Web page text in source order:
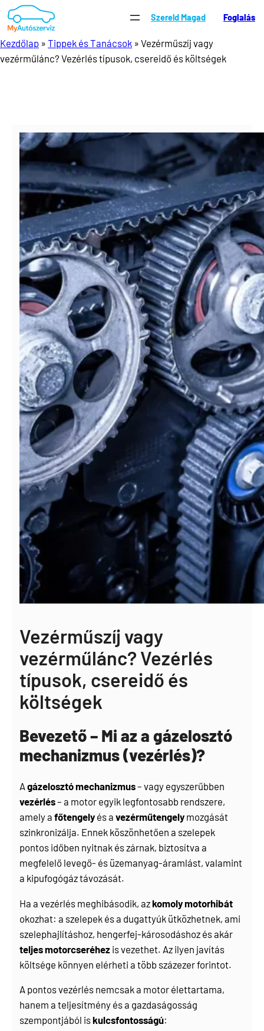
Ugrás
tartalomhoz
Szereld Magad Foglalás
Kezdőlap » Tippek és Tanácsok » Vezérműszíj vagy
vezérműlánc? Vezérlés típusok, csereidő és költségek
Vezérműszíj vagy
vezérműlánc? Vezérlés
típusok, csereidő és
költségek
Bevezető – Mi az a gázelosztó
mechanizmus (vezérlés)?
Agázelosztó mechanizmus– vagy egyszerűbben
vezérlés– a motor egyik legfontosabb rendszere,
amely afőtengely és avezérműtengely mozgását
szinkronizálja. Ennek köszönhetően a szelepek
pontos időben nyitnak és zárnak, biztosítva a
megfelelő levegő- és üzemanyag-áramlást, valamint
a kipufogógáz távozását.
Ha a vezérlés meghibásodik, azkomoly motorhibát
okozhat: a szelepek és a dugattyúk ütközhetnek, ami
szelephajlításhoz, hengerfej-károsodáshoz és akár
teljes motorcseréhez is vezethet. Az ilyen javítás
költsége könnyen elérheti a több százezer forintot.
A pontos vezérlés nemcsak a motor élettartama,
hanem a teljesítmény és a gazdaságosság
szempontjából iskulcsfontosságú: